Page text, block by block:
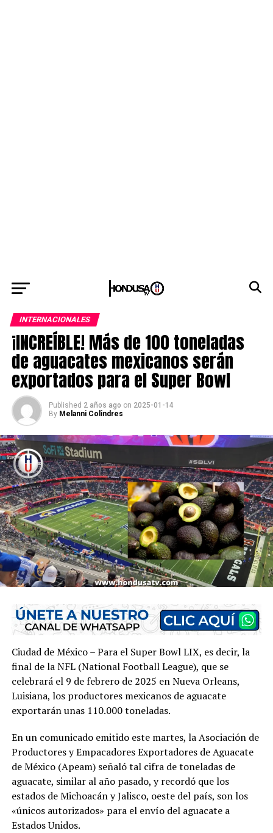
INTERNACIONALES
¡INCREÍBLE! Más de 100 toneladas
de aguacates mexicanos serán
exportados para el Super Bowl
Published 2 años ago on 2025-01-14
By Melanni Colindres
Ciudad de México – Para el Super Bowl LIX, es decir, la
final de la NFL (National Football League), que se
celebrará el 9 de febrero de 2025 en Nueva Orleans,
Luisiana, los productores mexicanos de aguacate
exportarán unas 110.000 toneladas.
En un comunicado emitido este martes, la Asociación de
Productores y Empacadores Exportadores de Aguacate
de México (Apeam) señaló tal cifra de toneladas de
aguacate, similar al año pasado, y recordó que los
estados de Michoacán y Jalisco, oeste del país, son los
«únicos autorizados» para el envío del aguacate a
Estados Unidos.